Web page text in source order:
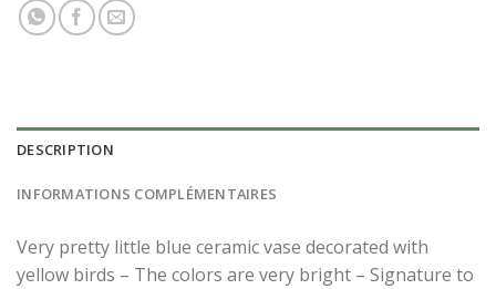
DESCRIPTION
INFORMATIONS COMPLÉMENTAIRES
Very pretty little blue ceramic vase decorated with
yellow birds – The colors are very bright – Signature to